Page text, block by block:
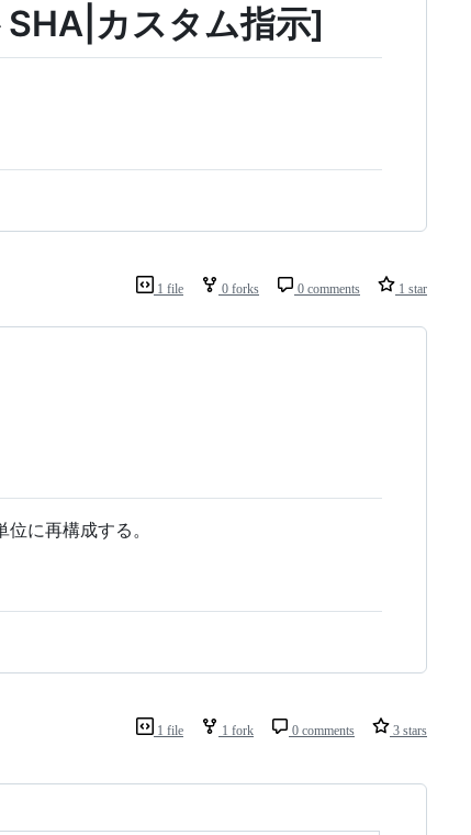
カスタム指示]
1 file 0 forks 0 comments 1 star
に再構成する。
1 file 1 fork 0 comments 3 stars